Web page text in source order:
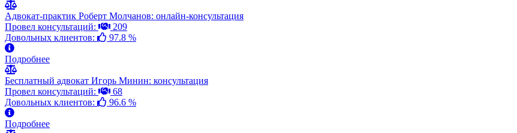
Адвокат-практик Роберт Молчанов: онлайн-консультация
Провел консультаций:
209
Довольных клиентов:
97.8 %
Подробнее
Бесплатный адвокат Игорь Минин: консультация
Провел консультаций:
68
Довольных клиентов:
96.6 %
Подробнее